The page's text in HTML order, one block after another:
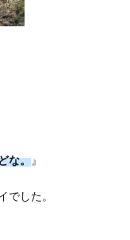
な。』
でした。